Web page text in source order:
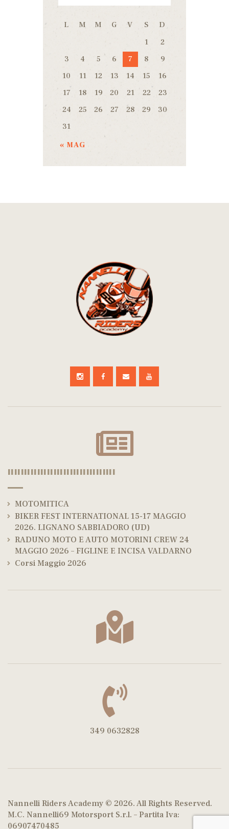
L M M G V S
D
1
2
3
4 5 6 7 8
9
10
11 12 13 14 15
16
17
18 19 20 21 22
23
24
25 26 27 28 29
30
31
« MAG
MOTOMITICA
BIKER FEST INTERNATIONAL 15-17 MAGGIO
2026. LIGNANO SABBIADORO (UD)
RADUNO MOTO E AUTO MOTORINI CREW 24
MAGGIO 2026 – FIGLINE E INCISA VALDARNO
Corsi Maggio 2026
349 0632828
Nannelli Riders Academy © 2026. All Rights Reserved.
M.C. Nannelli69 Motorsport S.r.l. – Partita Iva:
06907470485